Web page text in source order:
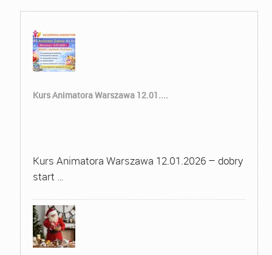
Kurs Animatora Warszawa 12.01....
Kurs Animatora Warszawa 12.01.2026 – dobry
start …